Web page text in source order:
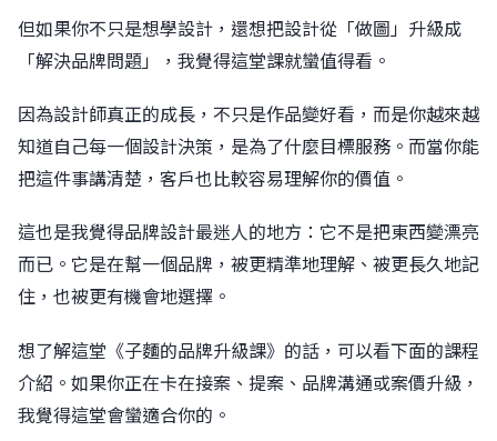
但如果你不只是想學設計，還想把設計從「做圖」升級成
「解決品牌問題」，我覺得這堂課就蠻值得看。
因為設計師真正的成長，不只是作品變好看，而是你越來越
知道自己每一個設計決策，是為了什麼目標服務。而當你能
把這件事講清楚，客戶也比較容易理解你的價值。
這也是我覺得品牌設計最迷人的地方：它不是把東西變漂亮
而已。它是在幫一個品牌，被更精準地理解、被更長久地記
住，也被更有機會地選擇。
想了解這堂《子麵的品牌升級課》的話，可以看下面的課程
介紹。如果你正在卡在接案、提案、品牌溝通或案價升級，
我覺得這堂會蠻適合你的。